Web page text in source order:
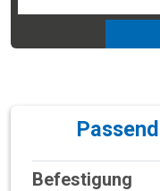
Befestigung